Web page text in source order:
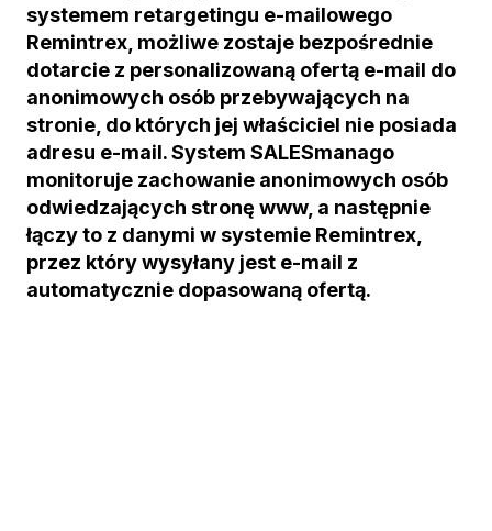
systemem retargetingu e-mailowego
Remintrex, możliwe zostaje bezpośrednie
dotarcie z personalizowaną ofertą e-mail do
anonimowych osób przebywających na
stronie, do których jej właściciel nie posiada
adresu e-mail. System SALESmanago
monitoruje zachowanie anonimowych osób
odwiedzających stronę www, a następnie
łączy to z danymi w systemie Remintrex,
przez który wysyłany jest e-mail z
automatycznie dopasowaną ofertą.